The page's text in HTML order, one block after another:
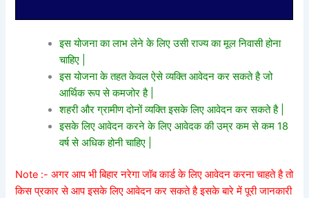
इस योजना का लाभ लेने के लिए उसी राज्य का मूल निवासी होना
चाहिए |
इस योजना के तहत केवल ऐसे व्यक्ति आवेदन कर सकते है जो
आर्थिक रूप से कमजोर है |
शहरी और ग्रामीण दोनों व्यक्ति इसके लिए आवेदन कर सकते है |
इसके लिए आवेदन करने के लिए आवेदक की उम्र कम से कम 18
वर्ष से अधिक होनी चाहिए |
Note :- अगर आप भी बिहार नरेगा जॉब कार्ड के लिए आवेदन करना चाहते है तो
किस प्रकार से आप इसके लिए आवेदन कर सकते है इसके बारे में पूरी जानकारी